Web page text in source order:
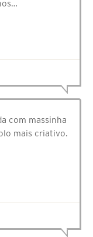
com massinha
mais criativo.